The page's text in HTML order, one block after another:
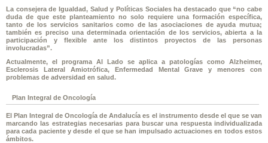
La consejera de Igualdad, Salud y Políticas Sociales ha destacado que “no cabe
duda de que este planteamiento no solo requiere una formación específica,
tanto de los servicios sanitarios como de las asociaciones de ayuda mutua;
también es preciso una determinada orientación de los servicios, abierta a la
participación y flexible ante los distintos proyectos de las personas
involucradas”.
Actualmente, el programa Al Lado se aplica a patologías como Alzheimer,
Esclerosis Lateral Amiotrófica, Enfermedad Mental Grave y menores con
problemas de adversidad en salud.
Plan Integral de Oncología
El Plan Integral de Oncología de Andalucía es el instrumento desde el que se van
marcando las estrategias necesarias para buscar una respuesta individualizada
para cada paciente y desde el que se han impulsado actuaciones en todos estos
ámbitos.